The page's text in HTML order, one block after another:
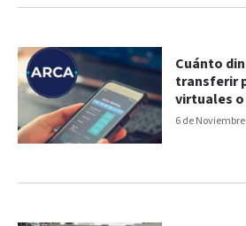
6 de
Cuánto
transferir
virtuales o
problemas